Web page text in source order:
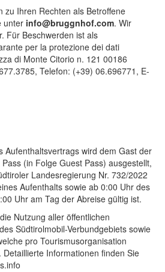
zu Ihren Rechten als Betroffene
unter info@bruggnhof.com. Wir
Für Beschwerden ist als
per la protezione dei dati
di Monte Citorio n. 121 00186
Telefon: (+39) 06.696771, E-
Aufenthaltsvertrags wird dem Gast der
(in Folge Guest Pass) ausgestellt,
Landesregierung Nr. 732/2022
Aufenthalts sowie ab 0:00 Uhr des
Uhr am Tag der Abreise gültig ist.
Nutzung aller öffentlichen
Südtirolmobil-Verbundgebiets sowie
pro Tourismusorganisation
Informationen finden Sie